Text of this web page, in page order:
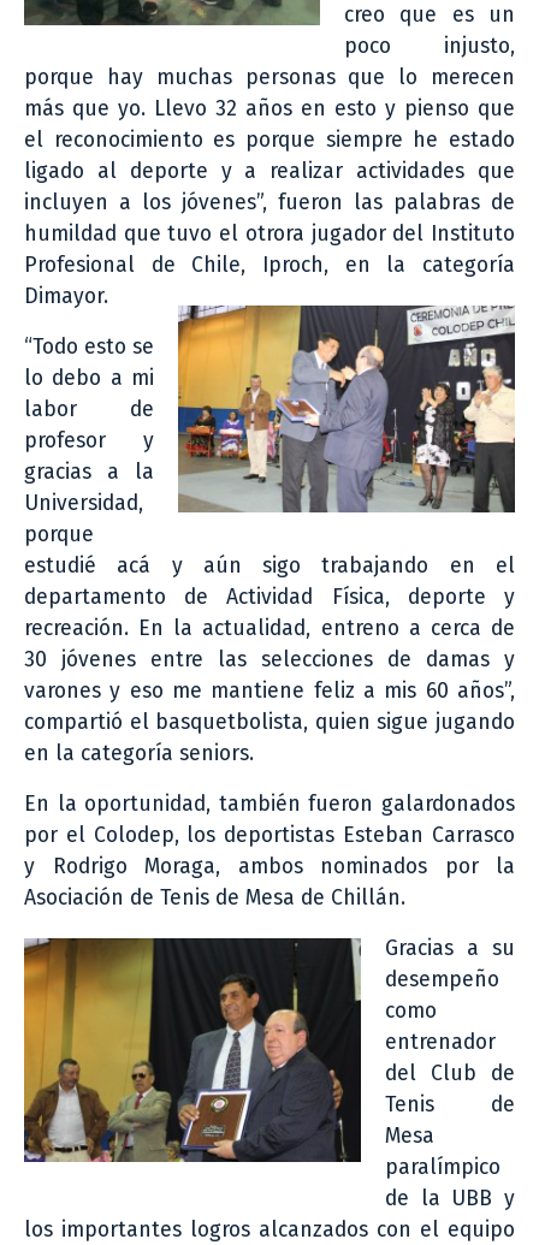
creo que es un
poco injusto,
porque hay muchas personas que lo merecen
más que yo. Llevo 32 años en esto y pienso que
el reconocimiento es porque siempre he estado
ligado al deporte y a realizar actividades que
incluyen a los jóvenes”, fueron las palabras de
humildad que tuvo el otrora jugador del Instituto
Profesional de Chile, Iproch, en la categoría
Dimayor.
“Todo esto se
lo debo a mi
labor de
profesor y
gracias a la
Universidad,
porque
estudié acá y aún sigo trabajando en el
departamento de Actividad Física, deporte y
recreación. En la actualidad, entreno a cerca de
30 jóvenes entre las selecciones de damas y
varones y eso me mantiene feliz a mis 60 años”,
compartió el basquetbolista, quien sigue jugando
en la categoría seniors.
En la oportunidad, también fueron galardonados
por el Colodep, los deportistas Esteban Carrasco
y Rodrigo Moraga, ambos nominados por la
Asociación de Tenis de Mesa de Chillán.
Gracias a su
desempeño
como
entrenador
del Club de
Tenis de
Mesa
paralímpico
de la UBB y
los importantes logros alcanzados con el equipo